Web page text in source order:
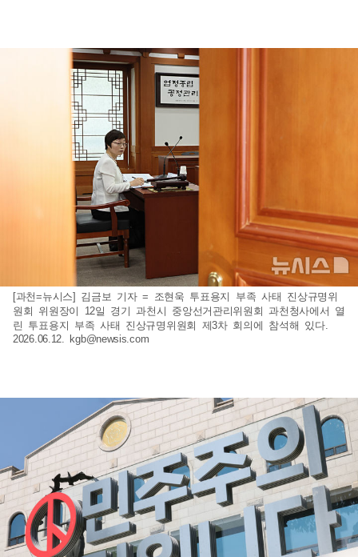
[과천=뉴시스] 김금보 기자 = 조현욱 투표용지 부족 사태 진상규명위
원회 위원장이 12일 경기 과천시 중앙선거관리위원회 과천청사에서 열
린 투표용지 부족 사태 진상규명위원회 제3차 회의에 참석해 있다.
2026.06.12. kgb@newsis.com